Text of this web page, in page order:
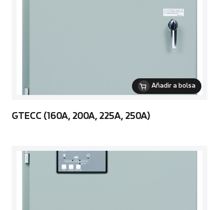
Añadir a bolsa
GTECC (160A, 200A, 225A, 250A)